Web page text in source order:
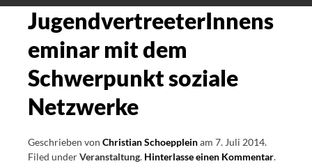
MENU
JugendvertreeterInnens
eminar mit dem
Schwerpunkt soziale
Netzwerke
Geschrieben von Christian Schoeppleinam 7. Juli 2014.
Filed underVeranstaltung. Hinterlasse einen Kommentaron
.